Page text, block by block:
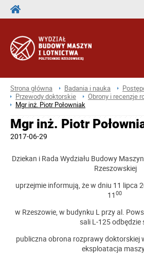
Strona główna Badania i nauka
Przewody doktorskie
Obrony i recenzje
Mgr inż. Piotr Połowniak
Mgr inż. Piotr
2017-06-29
Dziekan i Rada Wydziału Budowy
Rzeszowskiej
uprzejmie informują, że w dniu 11 lipca
11 00
w Rzeszowie, w budynku L przy al.
sali L-125 odbędzie
publiczna obrona rozprawy doktorskiej
eksploatacja